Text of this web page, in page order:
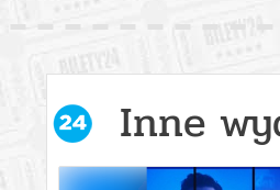
Inne